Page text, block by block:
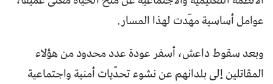
عوامل أساسية مهّدت لهذا المسار.
وبعد سقوط داعش، أسفر عودة عدد محدود من هؤلاء
المقاتلين إلى بلدانهم عن نشوء تحدّيات أمنية واجتماعية